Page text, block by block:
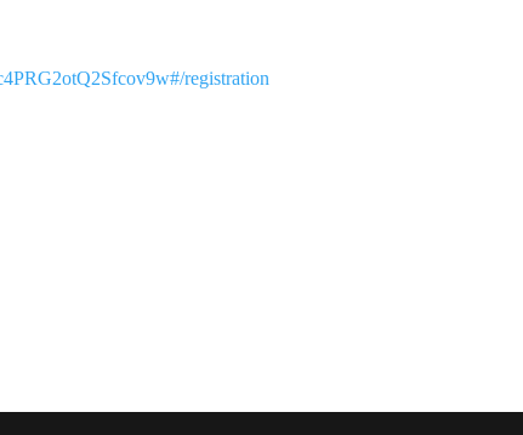
registration